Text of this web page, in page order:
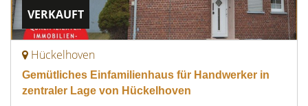
VERKAUFT
Hückelhoven
Gemütliches Einfamilienhaus für Handwerker in
zentraler Lage von Hückelhoven